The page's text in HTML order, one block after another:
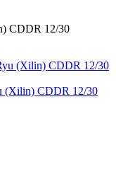
CDDR 12/30
(Xilin) CDDR 12/30